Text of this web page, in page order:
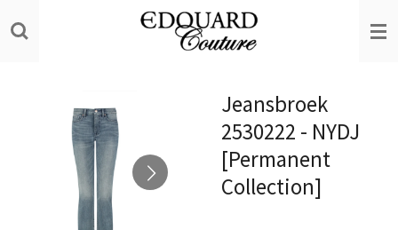
direct
Jeansbroek
2530222 - NYDJ
[Permanent
Collection]